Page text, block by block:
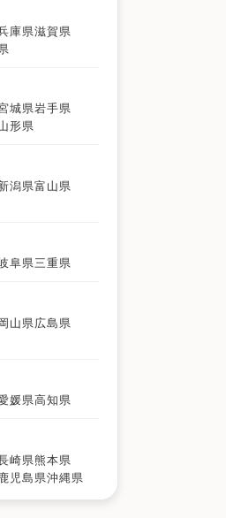
庫県滋賀県
城県岩手県
形県
潟県富山県
阜県三重県
岡山県 広島県
媛県高知県
崎県 熊本県
鹿児島県沖縄県